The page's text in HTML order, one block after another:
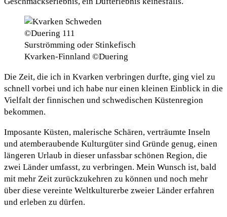
Surströmming oder Stinkefisch
Kvarken-Finnland ©Duering
Die Zeit, die ich in Kvarken verbringen durfte, ging viel zu
schnell vorbei und ich habe nur einen kleinen Einblick in die
Vielfalt der finnischen und schwedischen Küstenregion
bekommen.
Imposante Küsten, malerische Schären, verträumte Inseln
und atemberaubende Kulturgüter sind Gründe genug, einen
längeren Urlaub in dieser unfassbar schönen Region, die
zwei Länder umfasst, zu verbringen. Mein Wunsch ist, bald
mit mehr Zeit zurückzukehren zu können und noch mehr
über diese vereinte Weltkulturerbe zweier Länder erfahren
und erleben zu dürfen.